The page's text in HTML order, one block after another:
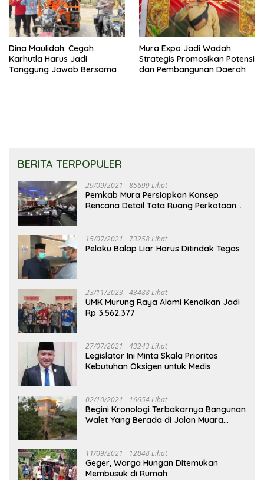
Dina Maulidah: Cegah
Karhutla Harus Jadi
Tanggung Jawab Bersama
Mura Expo Jadi Wadah
Strategis Promosikan Potensi
dan Pembangunan Daerah
BERITA TERPOPULER
29/09/2021 85699 Lihat
Pemkab Mura Persiapkan Konsep
Rencana Detail Tata Ruang Perkotaan
15/07/2021 73258 Lihat
Pelaku Balap Liar Harus Ditindak Tegas
23/11/2023 43488 Lihat
UMK Murung Raya Alami Kenaikan Jadi
Rp 3.562.377
27/07/2021 43243 Lihat
Legislator Ini Minta Skala Prioritas
Kebutuhan Oksigen untuk Medis
02/10/2021 16654 Lihat
Begini Kronologi Terbakarnya Bangunan
Walet Yang Berada di Jalan Muara
11/09/2021 12848 Lihat
Geger, Warga Hungan Ditemukan
Membusuk di Rumah